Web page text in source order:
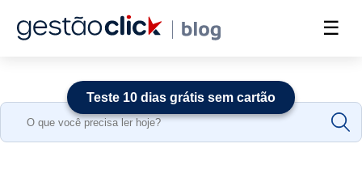
☰
Search
Teste 10 dias grátis sem cartão